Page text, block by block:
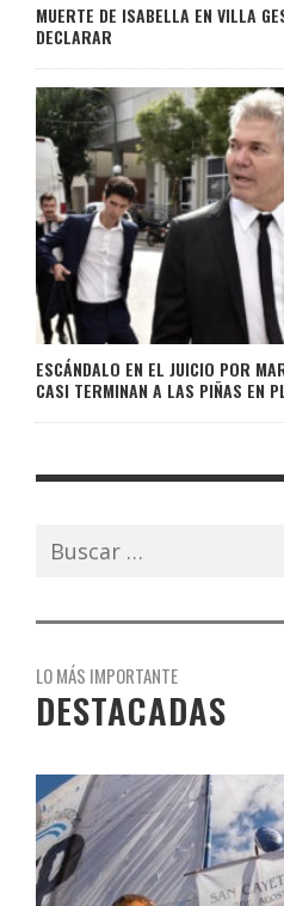
MUERTE DE ISABELLA EN VILLA
DECLARAR
ESCÁNDALO EN EL JUICIO POR
CASI TERMINAN A LAS PIÑAS EN
Buscar:
LO MÁS IMPORTANTE
DESTACADAS